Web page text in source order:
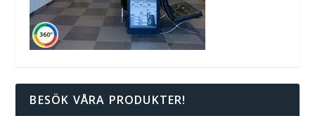
BESÖK VÅRA PRODUKTER!